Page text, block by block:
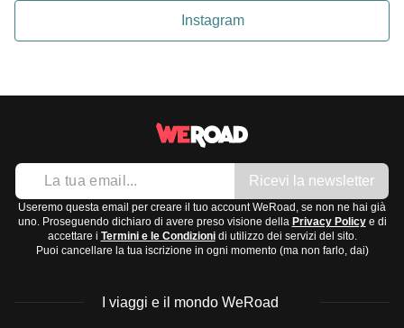
Instagram
Ricevi la newsletter
Useremo questa email per creare il tuo account WeRoad, se non ne hai già
uno. Proseguendo dichiaro di avere preso visione della Privacy Policye di
accettare i Termini e le Condizionidi utilizzo dei servizi del sito.
Puoi cancellare la tua iscrizione in ogni momento (ma non farlo, dai)
I viaggi e il mondo WeRoad